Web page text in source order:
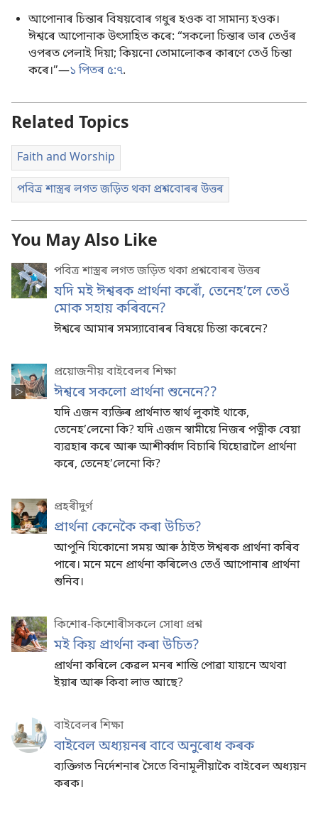
আপোনাৰ চিন্তাৰ বিষয়বোৰ গধুৰ হওক বা সামান্য হওক।
ঈশ্বৰে আপোনাক উৎসাহিত কৰে: “সকলো চিন্তাৰ ভাৰ তেওঁৰ
ওপৰত পেলাই দিয়া; কিয়নো তোমালোকৰ কাৰণে তেওঁ চিন্তা
কৰে।”​—১ পিতৰ ৫:৭.
Related Topics
Faith and Worship
পবিত্ৰ শাস্ত্ৰৰ লগত জড়িত থকা প্ৰশ্নবোৰৰ উত্তৰ
You May Also Like
পবিত্ৰ শাস্ত্ৰৰ লগত জড়িত থকা প্ৰশ্নবোৰৰ উত্তৰ
যদি মই ঈশ্বৰক প্ৰাৰ্থনা কৰোঁ, তেনেহʼলে তেওঁ
মোক সহায় কৰিবনে?
ঈশ্বৰে আমাৰ সমস্যাবোৰৰ বিষয়ে চিন্তা কৰেনে?
প্ৰয়োজনীয় বাইবেলৰ শিক্ষা
ঈশ্বৰে সকলো প্ৰাৰ্থনা শুনেনে??
যদি এজন ব্যক্তিৰ প্ৰাৰ্থনাত স্বাৰ্থ লুকাই থাকে,
তেনেহ’লেনো কি? যদি এজন স্বামীয়ে নিজৰ পত্নীক বেয়া
ব্যৱহাৰ কৰে আৰু আশীৰ্ব্বাদ বিচাৰি যিহোৱালৈ প্ৰাৰ্থনা
কৰে, তেনেহ’লেনো কি?
প্ৰহৰীদুৰ্গ
প্ৰাৰ্থনা কেনেকৈ কৰা উচিত?
আপুনি যিকোনো সময় আৰু ঠাইত ঈশ্বৰক প্ৰাৰ্থনা কৰিব
পাৰে। মনে মনে প্ৰাৰ্থনা কৰিলেও তেওঁ আপোনাৰ প্ৰাৰ্থনা
শুনিব।
কিশোৰ-কিশোৰীসকলে সোধা প্ৰশ্ন
মই কিয় প্ৰাৰ্থনা কৰা উচিত?
প্ৰাৰ্থনা কৰিলে কেৱল মনৰ শান্তি পোৱা যায়নে অথবা
ইয়াৰ আৰু কিবা লাভ আছে?
বাইবেলৰ শিক্ষা
বাইবেল অধ্যয়নৰ বাবে অনুৰোধ কৰক
ব্যক্তিগত নিৰ্দেশনাৰ সৈতে বিনামূলীয়াকৈ বাইবেল অধ্যয়ন
কৰক।